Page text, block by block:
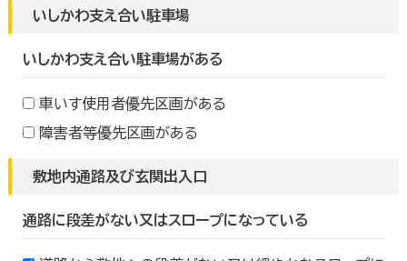
いしかわ支え合い駐車場
いしかわ支え合い駐車場がある
車いす使用者優先区画がある
障害者等優先区画がある
敷地内通路及び玄関出入口
通路に段差がない又はスロープになっている